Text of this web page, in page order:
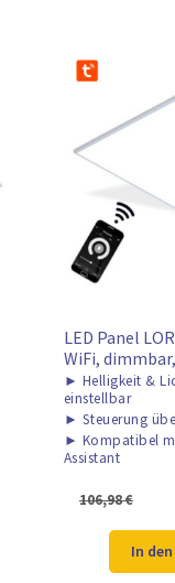
LED Panel
WiFi,
► Helligkeit &
einstellbar
► Steuerung
► Kompatibel
Assistant
106,98€
In